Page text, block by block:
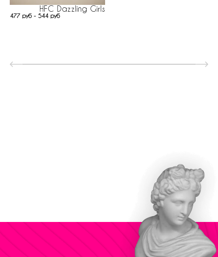
HFC Dazzling Girls
477 руб - 544 руб